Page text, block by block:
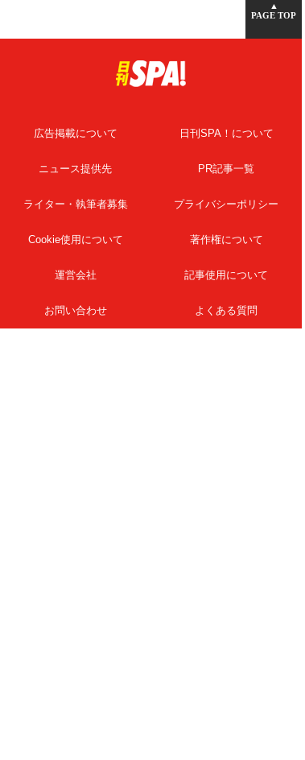
▲
PAGE TOP
広告掲載について 日刊SPA！について
ニュース提供先 PR記事一覧
ライター・執筆者募集 プライバシーポリシー
Cookie使用について 著作権について
運営会社 記事使用について
お問い合わせ よくある質問